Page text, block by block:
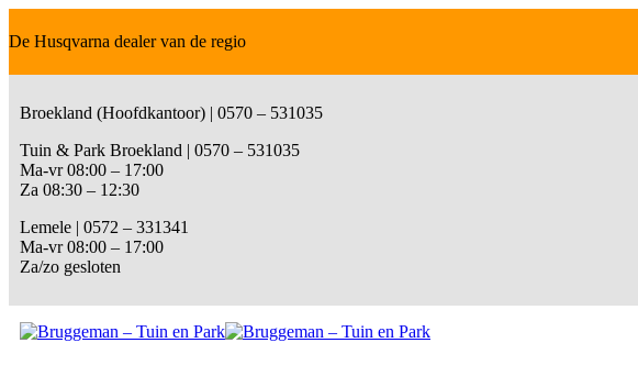
De Husqvarna dealer van de regio
Broekland (Hoofdkantoor) | 0570 – 531035
Tuin & Park Broekland | 0570 – 531035
Ma-vr 08:00 – 17:00
Za 08:30 – 12:30
Lemele | 0572 – 331341
Ma-vr 08:00 – 17:00
Za/zo gesloten